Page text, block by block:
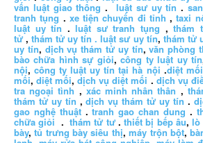
vấn luật giao thông . luật sư uy tín .
tranh tụng . xe tiện chuyến đi tỉnh ,taxi
luật uy tín .luật sư tranh tụng ,thám
tử ,thám tử uy tín . luật sư uy tín, thám tử
uy tín, dịch vụ thám tử uy tín,văn phòng
bào chữa hình sự giỏi,công ty luật uy tín
nội,công ty luật uy tín tại hà nội .diệt
mối,diệt mối,dịch vụ diệt mối . dịch vụ
tra ngoại tình , xác minh nhân thân ,
thám tử uy tín ,dịch vụ thám tử uy tín .
gao nghệ thuật.tranh gao chan dung .
chữa giỏi .thám tử tư.thiết bị bếp âu,lò
bày,tủ trưng bày siêu thị,máy trộn bột,